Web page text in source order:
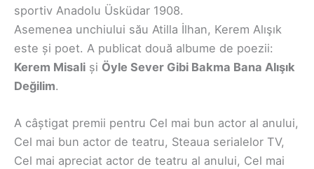
sportiv Anadolu Üsküdar 1908.
Asemenea unchiului său Atilla İlhan, Kerem Alışık
este și poet. A publicat două albume de poezii:
Kerem Misali și Öyle Sever Gibi Bakma Bana Alışık
Değilim.
A câștigat premii pentru Cel mai bun actor al anului,
Cel mai bun actor de teatru, Steaua serialelor TV,
Cel mai apreciat actor de teatru al anului, Cel mai